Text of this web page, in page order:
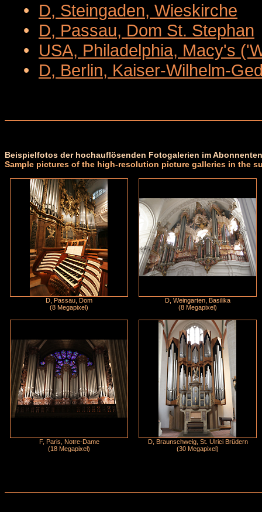
• D, Steingaden, Wieskirche
• D, Passau, Dom St. Stephan
• USA, Philadelphia, Macy's
• D, Berlin, Kaiser-Wilhelm-
Beispielfotos der hochauflösenden Fotogalerien im
Sample pictures of the high-resolution picture galleries in the
D, Passau, Dom
(8 Megapixel)
D, Weingarten, Basilika
(8 Megapixel)
F, Paris, Notre-Dame
(18 Megapixel)
D, Braunschweig, St. Ulrici Brüdern
(30 Megapixel)